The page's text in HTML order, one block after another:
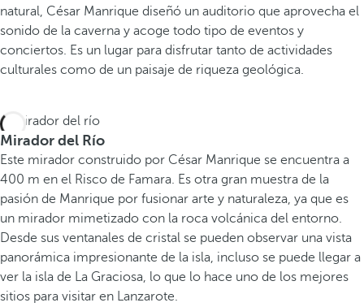
natural, César Manrique diseñó un auditorio que aprovecha el
sonido de la caverna y acoge todo tipo de eventos y
conciertos. Es un lugar para disfrutar tanto de actividades
culturales como de un paisaje de riqueza geológica.
Mirador del Río
Este mirador construido por César Manrique se encuentra a
400 m en el Risco de Famara. Es otra gran muestra de la
pasión de Manrique por fusionar arte y naturaleza, ya que es
un mirador mimetizado con la roca volcánica del entorno.
Desde sus ventanales de cristal se pueden observar una vista
panorámica impresionante de la isla, incluso se puede llegar a
ver la isla de La Graciosa, lo que lo hace uno de los mejores
sitios para visitar en Lanzarote.